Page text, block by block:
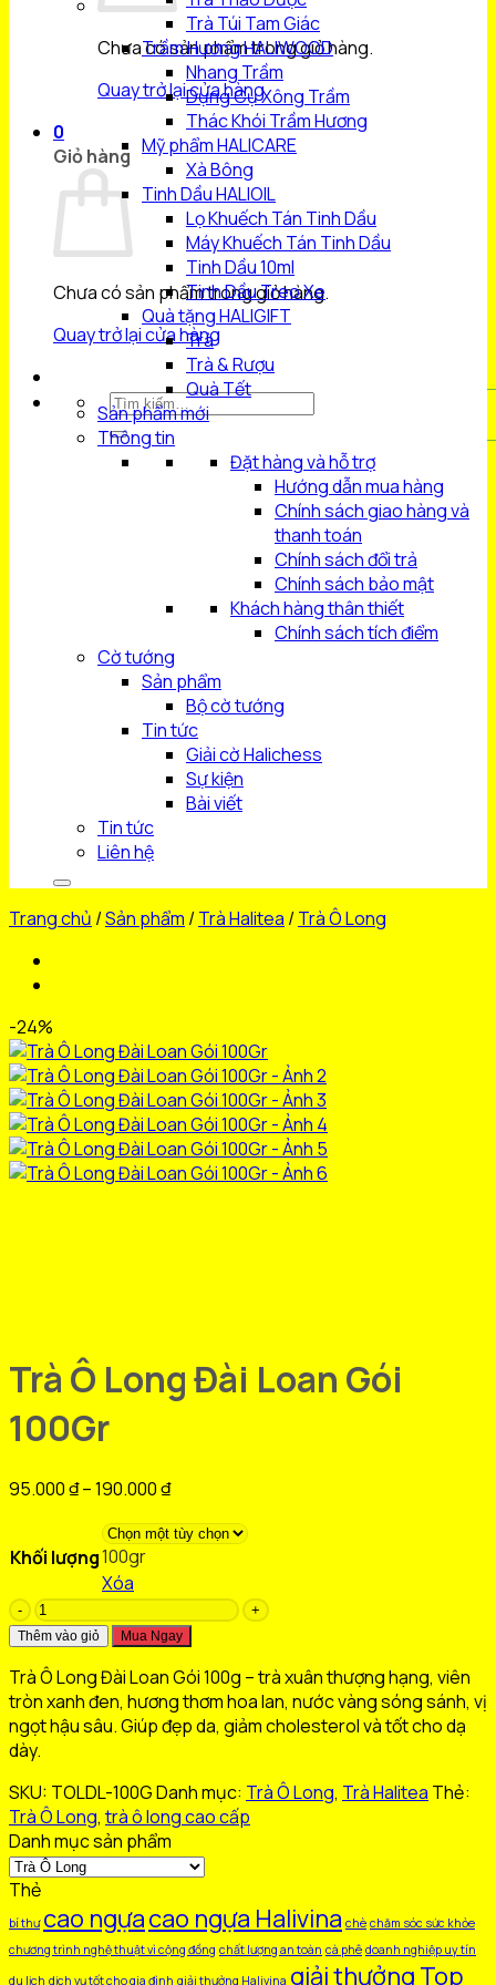
Chưa có sản phẩm trong giỏ hàng.
Quay trở lại cửa hàng
0
Giỏ hàng
Chưa có sản phẩm trong giỏ hàng.
Quay trở lại cửa hàng
Tìm
kiếm:
Trà Túi Tam Giác
Trầm Hương HALIWOOD
Nhang Trầm
Dụng Cụ Xông Trầm
Thác Khói Trầm Hương
Mỹ phẩm HALICARE
Xà Bông
Tinh Dầu HALIOIL
Lọ Khuếch Tán Tinh Dầu
Máy Khuếch Tán Tinh Dầu
Tinh Dầu 10ml
Tinh Dầu Treo Xe
Quà tặng HALIGIFT
Trà
Trà & Rượu
Quà Tết
Sản phẩm mới
Thông tin
Đặt hàng và hỗ trợ
Hướng dẫn mua hàng
Chính sách giao hàng và
thanh toán
Chính sách đổi trả
Chính sách bảo mật
Khách hàng thân thiết
Chính sách tích điểm
Cờ tướng
Sản phẩm
Bộ cờ tướng
Tin tức
Giải cờ Halichess
Sự kiện
Bài viết
Tin tức
Liên hệ
Trang chủ /Sản phẩm /Trà Halitea /Trà Ô Long
-24%
Trà Ô Long Đài Loan Gói
100Gr
95.000₫–190.000₫Khoảng
từ
190.000 ₫
Khối lượng100gr
Xóa
Trà
Ô
Đài
Loan
Gói
100Gr
lượng
Thêm vào giỏ Mua Ngay
Trà Ô Long Đài Loan Gói 100g – trà xuân thượng hạng, viên
tròn xanh đen, hương thơm hoa lan, nước vàng sóng sánh, vị
ngọt hậu sâu. Giúp đẹp da, giảm cholesterol và tốt cho dạ
dày.
SKU: TOLDL-100GDanh mục: Trà Ô Long, Trà Halitea Thẻ:
Trà Ô Long,trà ô long cao cấp
Danh mục sản phẩm
Thẻ
bí thư cao ngựacao ngựa Halivina chè chăm sóc sức khỏe
chương trình nghệ thuật vì cộng đồng chất lượng an toàn cà phê doanh nghiệp uy tín
du lịch dịch vụ tốt cho gia đình giải thưởng Halivina giải thưởng Top